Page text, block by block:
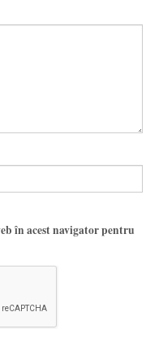
în acest navigator pentru